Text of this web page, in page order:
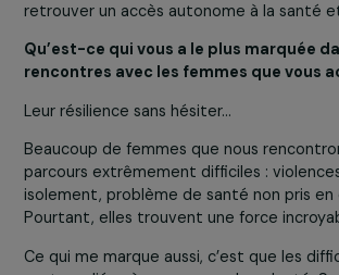
dispositifs de
Notre objectif est qu’elles puissent
retrouver un accès autonome à la
rencontres avec les femmes que